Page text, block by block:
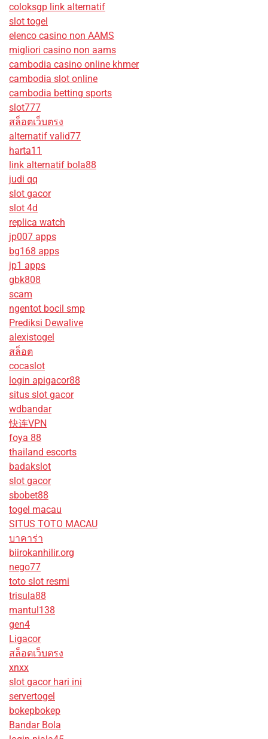
coloksgp link alternatif
slot togel
elenco casino non AAMS
migliori casino non aams
cambodia casino online khmer
cambodia slot online
cambodia betting sports
slot777
สล็อตเว็บตรง
alternatif valid77
harta11
link alternatif bola88
judi qq
slot gacor
slot 4d
replica watch
jp007 apps
bg168 apps
jp1 apps
gbk808
scam
ngentot bocil smp
Prediksi Dewalive
alexistogel
สล็อต
cocaslot
login apigacor88
situs slot gacor
wdbandar
快连VPN
foya 88
thailand escorts
badakslot
slot gacor
sbobet88
togel macau
SITUS TOTO MACAU
บาคาร่า
biirokanhilir.org
nego77
toto slot resmi
trisula88
mantul138
gen4
Ligacor
สล็อตเว็บตรง
xnxx
slot gacor hari ini
servertogel
bokepbokep
Bandar Bola